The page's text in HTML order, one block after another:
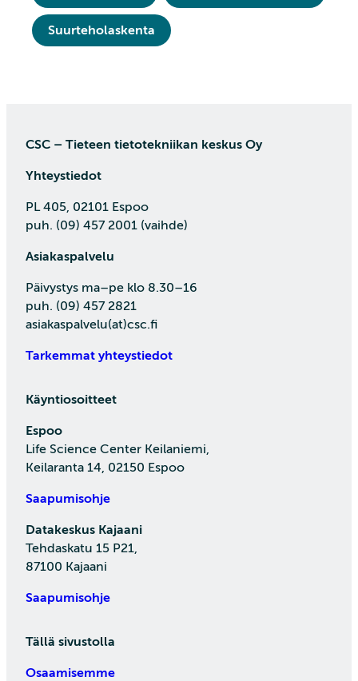
Suurteholaskenta
CSC – Tieteen tietotekniikan keskus Oy
Yhteystiedot
PL 405, 02101 Espoo
puh. (09) 457 2001 (vaihde)
Asiakaspalvelu
Päivystys ma–pe klo 8.30–16
puh. (09) 457 2821
asiakaspalvelu(at)csc.fi
Tarkemmat yhteystiedot
Käyntiosoitteet
Espoo
Life Science Center Keilaniemi,
Keilaranta 14, 02150 Espoo
Saapumisohje
Datakeskus Kajaani
Tehdaskatu 15 P21,
87100 Kajaani
Saapumisohje
Tällä sivustolla
Osaamisemme